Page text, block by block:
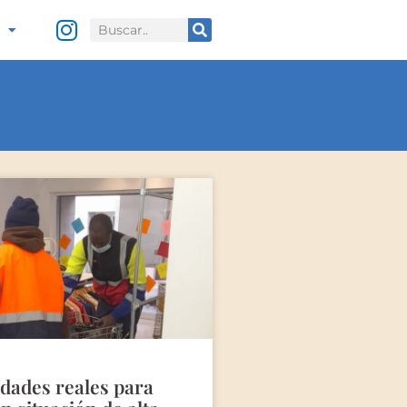
reales para